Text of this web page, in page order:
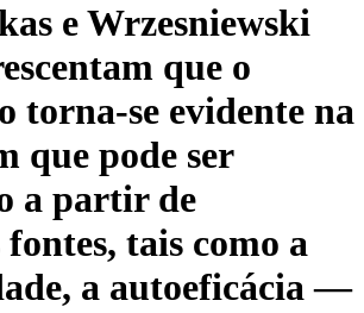
e Wrzesniewski
que o
torna-se evidente na
que pode ser
a partir de
tais como a
a autoeficácia —